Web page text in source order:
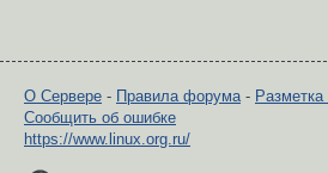
О Сервере - Правила форума-
Сообщить об ошибке
https://www.linux.org.ru/